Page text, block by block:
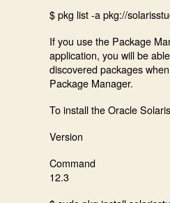
$ pkg list -a pkg://
If you use the Package
application, you will be
discovered packages
Package Manager.
To install the Oracle
Version
Command
12.3